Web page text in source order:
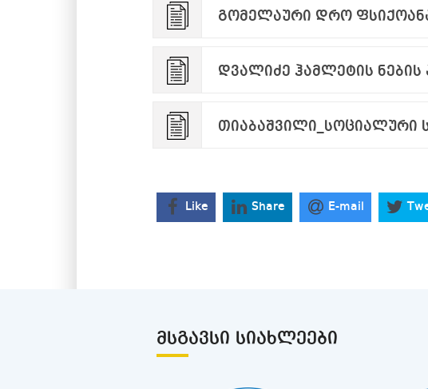
გომელაური დრო
დვალიძე ჰამლეტის ნების
თიაბაშვილი_სოციალური
Like Share E-mail
ᲛᲡᲒᲐᲕᲡᲘ ᲡᲘᲐᲮᲚᲔᲔᲑᲘ